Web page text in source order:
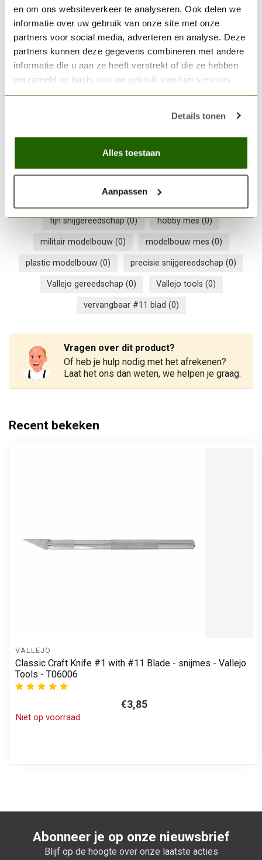
en om ons websiteverkeer te analyseren. Ook delen we
informatie over uw gebruik van onze site met onze
partners voor social media, adverteren en analyse. Deze
partners kunnen deze gegevens combineren met andere
informatie die u aan ze heeft verstrekt of die ze hebben
verzameld op basis van uw gebruik van hun services.
Details tonen
Alles toestaan
Aanpassen
The Army Painter Self-
healing Cutting mat - TL5049
Niet op voorraad
€9,39
THE ARMY PAINTER
The Army Painter Plastic
aluminium snijmes(0) aluminum handle knife(0)
fijn snijgereedschap(0) hobby mes(0)
militair modelbouw (0) modelbouw mes (0)
plastic modelbouw (0) precisie snijgereedschap (0)
Vallejo gereedschap (0) Vallejo tools (0)
vervangbaar #11 blad (0)
Vragen over dit product?
Of heb je hulp nodig met het afrekenen?
Laat het ons dan weten, we helpen je graag.
Recent bekeken
VALLEJO
Classic Craft Knife #1 with #11 Blade - snijmes - Vallejo
Tools - T06006
€3,85
Niet op voorraad
Abonneer je op onze nieuwsbrief
Blijf op de hoogte over onze laatste acties